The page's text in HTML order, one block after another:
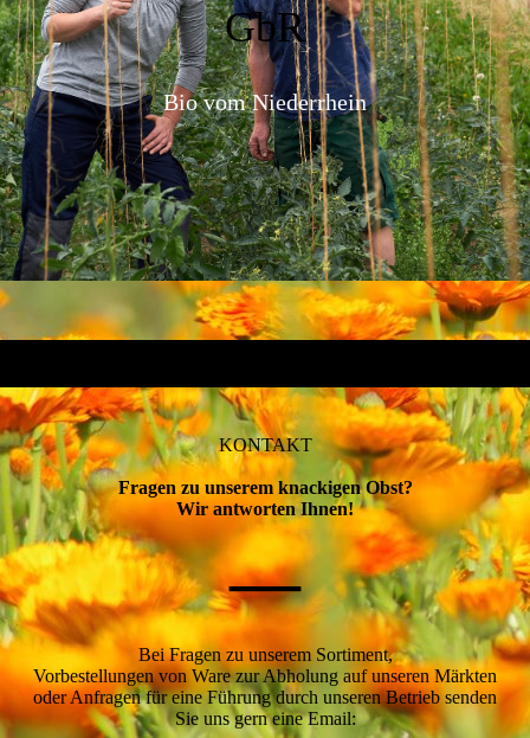
GbR
Bio vom Niederrhein
KONTAKT
Fragen zu unserem knackigen Obst?
Wir antworten Ihnen!
—
Bei Fragen zu unserem Sortiment,
Vorbestellungen von Ware zur Abholung auf unseren Märkten
oder Anfragen für eine Führung durch unseren Betrieb senden
Sie uns gern eine Email: